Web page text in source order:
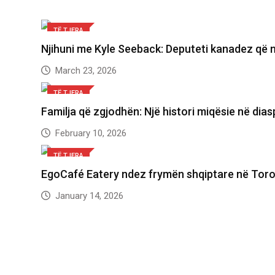
TË TJERA
Njihuni me Kyle Seeback: Deputeti kanadez që
March 23, 2026
TË TJERA
Familja që zgjodhën: Një histori miqësie në
February 10, 2026
TË TJERA
EgoCafé Eatery ndez frymën shqiptare në
January 14, 2026